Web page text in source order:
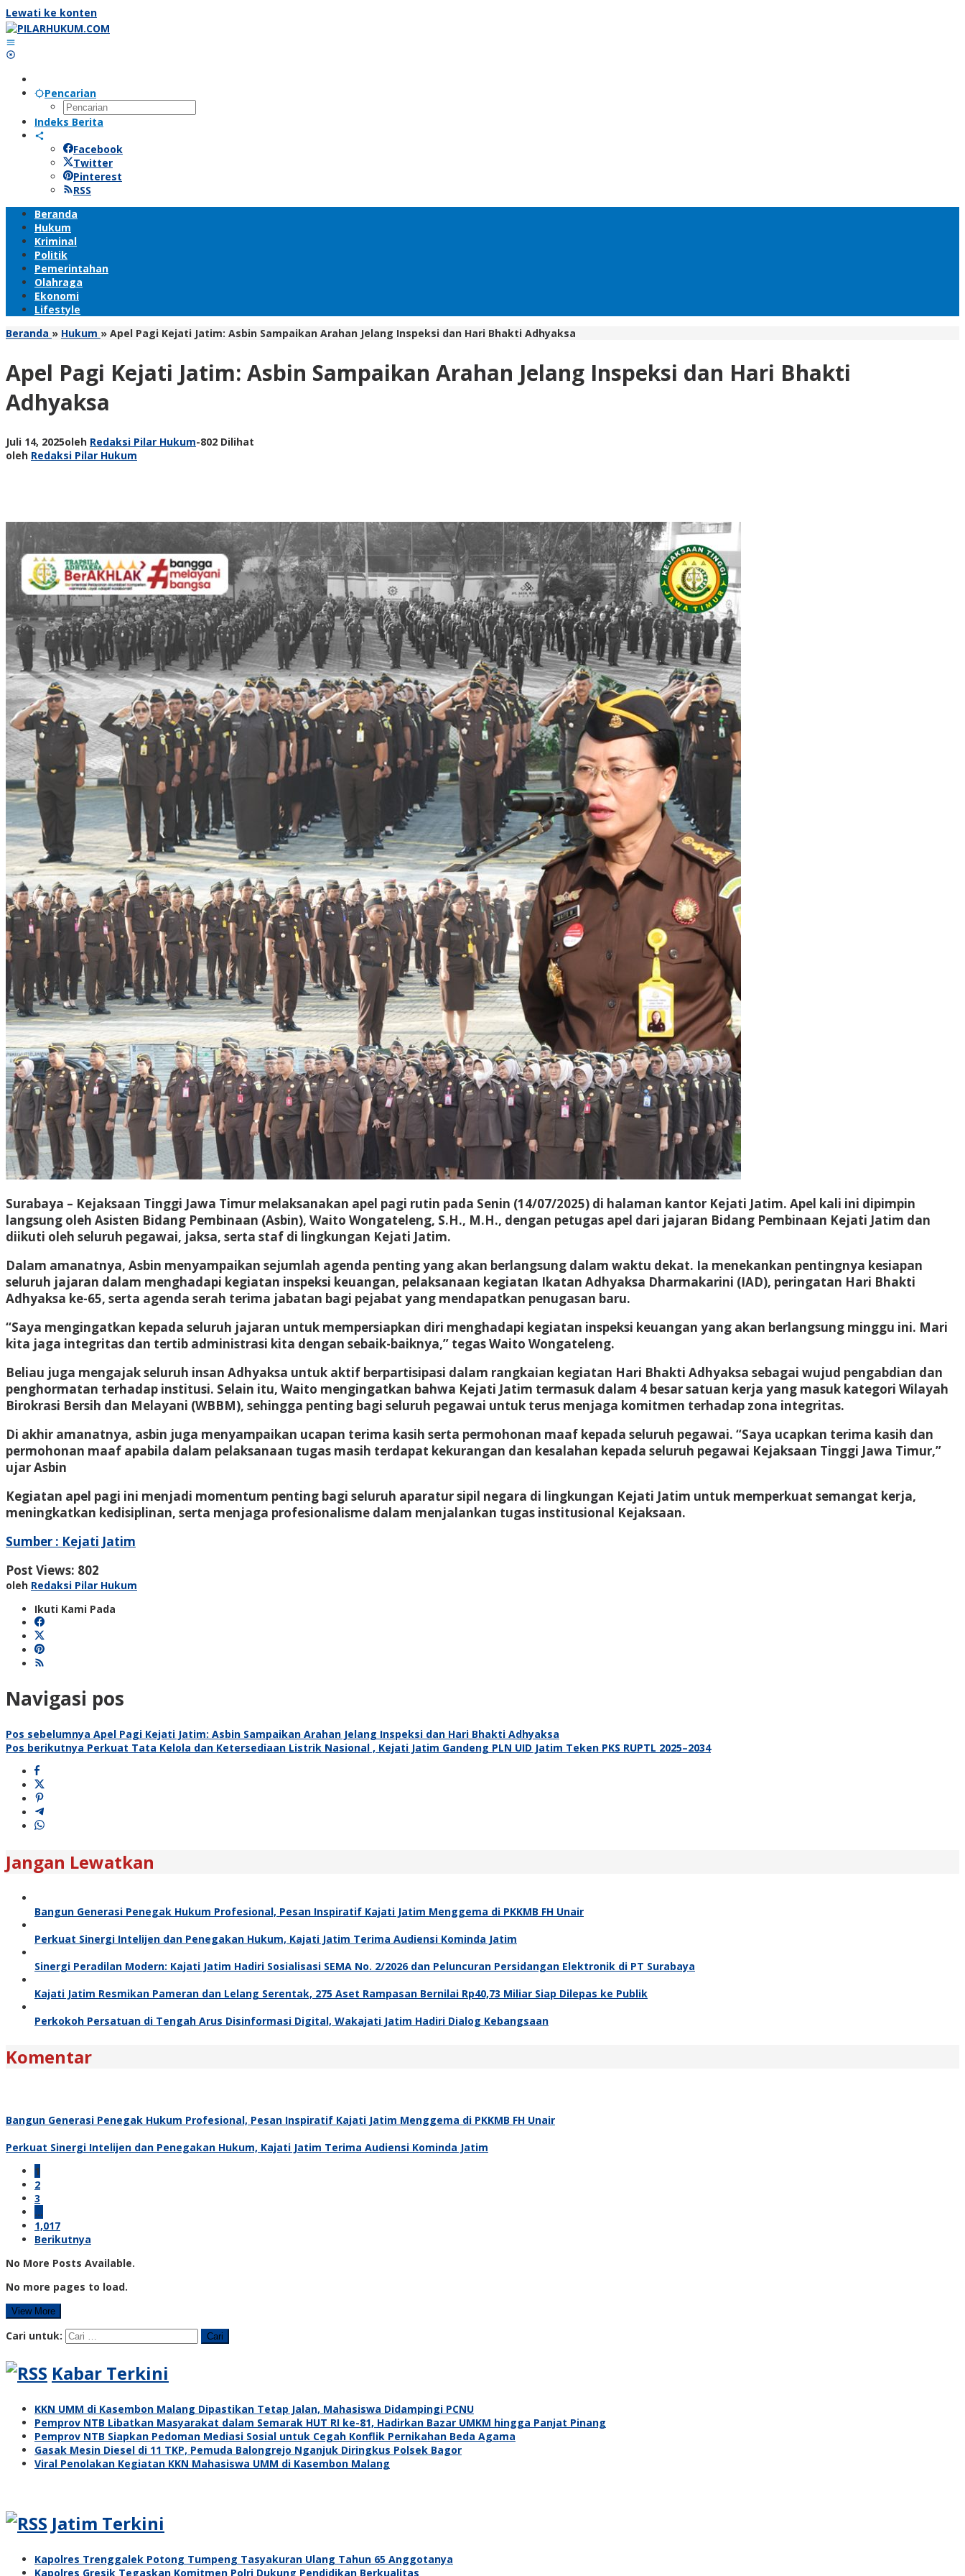
Lewati ke konten
Pencarian
Indeks Berita
Facebook
Twitter
Pinterest
RSS
Beranda
Hukum
Kriminal
Politik
Pemerintahan
Olahraga
Ekonomi
Lifestyle
Beranda » Hukum » Apel Pagi Kejati Jatim: Asbin Sampaikan Arahan Jelang Inspeksi dan Hari Bhakti Adhyaksa
Apel Pagi Kejati Jatim: Asbin Sampaikan Arahan Jelang Inspeksi dan Hari Bhakti
Adhyaksa
Juli 14, 2025oleh Redaksi Pilar Hukum-802 Dilihat
oleh Redaksi Pilar Hukum
Surabaya – Kejaksaan Tinggi Jawa Timur melaksanakan apel pagi rutin pada Senin (14/07/2025) di halaman kantor Kejati Jatim. Apel kali ini dipimpin
langsung oleh Asisten Bidang Pembinaan (Asbin), Waito Wongateleng, S.H., M.H., dengan petugas apel dari jajaran Bidang Pembinaan Kejati Jatim dan
diikuti oleh seluruh pegawai, jaksa, serta staf di lingkungan Kejati Jatim.
Dalam amanatnya, Asbin menyampaikan sejumlah agenda penting yang akan berlangsung dalam waktu dekat. Ia menekankan pentingnya kesiapan
seluruh jajaran dalam menghadapi kegiatan inspeksi keuangan, pelaksanaan kegiatan Ikatan Adhyaksa Dharmakarini (IAD), peringatan Hari Bhakti
Adhyaksa ke-65, serta agenda serah terima jabatan bagi pejabat yang mendapatkan penugasan baru.
“Saya mengingatkan kepada seluruh jajaran untuk mempersiapkan diri menghadapi kegiatan inspeksi keuangan yang akan berlangsung minggu ini. Mari
kita jaga integritas dan tertib administrasi kita dengan sebaik-baiknya,” tegas Waito Wongateleng.
Beliau juga mengajak seluruh insan Adhyaksa untuk aktif berpartisipasi dalam rangkaian kegiatan Hari Bhakti Adhyaksa sebagai wujud pengabdian dan
penghormatan terhadap institusi. Selain itu, Waito mengingatkan bahwa Kejati Jatim termasuk dalam 4 besar satuan kerja yang masuk kategori Wilayah
Birokrasi Bersih dan Melayani (WBBM), sehingga penting bagi seluruh pegawai untuk terus menjaga komitmen terhadap zona integritas.
Di akhir amanatnya, asbin juga menyampaikan ucapan terima kasih serta permohonan maaf kepada seluruh pegawai. “Saya ucapkan terima kasih dan
permohonan maaf apabila dalam pelaksanaan tugas masih terdapat kekurangan dan kesalahan kepada seluruh pegawai Kejaksaan Tinggi Jawa Timur,”
ujar Asbin
Kegiatan apel pagi ini menjadi momentum penting bagi seluruh aparatur sipil negara di lingkungan Kejati Jatim untuk memperkuat semangat kerja,
meningkatkan kedisiplinan, serta menjaga profesionalisme dalam menjalankan tugas institusional Kejaksaan.
Sumber : Kejati Jatim
Post Views: 802
oleh Redaksi Pilar Hukum
Ikuti Kami Pada
Navigasi pos
Pos sebelumnya Apel Pagi Kejati Jatim: Asbin Sampaikan Arahan Jelang Inspeksi dan Hari Bhakti Adhyaksa
Pos berikutnya Perkuat Tata Kelola dan Ketersediaan Listrik Nasional , Kejati Jatim Gandeng PLN UID Jatim Teken PKS RUPTL 2025–2034
Jangan Lewatkan
Bangun Generasi Penegak Hukum Profesional, Pesan Inspiratif Kajati Jatim Menggema di PKKMB FH Unair
Perkuat Sinergi Intelijen dan Penegakan Hukum, Kajati Jatim Terima Audiensi Kominda Jatim
Sinergi Peradilan Modern: Kajati Jatim Hadiri Sosialisasi SEMA No. 2/2026 dan Peluncuran Persidangan Elektronik di PT Surabaya
Kajati Jatim Resmikan Pameran dan Lelang Serentak, 275 Aset Rampasan Bernilai Rp40,73 Miliar Siap Dilepas ke Publik
Perkokoh Persatuan di Tengah Arus Disinformasi Digital, Wakajati Jatim Hadiri Dialog Kebangsaan
Komentar
Bangun Generasi Penegak Hukum Profesional, Pesan Inspiratif Kajati Jatim Menggema di PKKMB FH Unair
Perkuat Sinergi Intelijen dan Penegakan Hukum, Kajati Jatim Terima Audiensi Kominda Jatim
1
2
3
…
1,017
Berikutnya
No More Posts Available.
No more pages to load.
View More
Cari untuk:
Kabar Terkini
KKN UMM di Kasembon Malang Dipastikan Tetap Jalan, Mahasiswa Didampingi PCNU
Pemprov NTB Libatkan Masyarakat dalam Semarak HUT RI ke-81, Hadirkan Bazar UMKM hingga Panjat Pinang
Pemprov NTB Siapkan Pedoman Mediasi Sosial untuk Cegah Konflik Pernikahan Beda Agama
Gasak Mesin Diesel di 11 TKP, Pemuda Balongrejo Nganjuk Diringkus Polsek Bagor
Viral Penolakan Kegiatan KKN Mahasiswa UMM di Kasembon Malang
Jatim Terkini
Kapolres Trenggalek Potong Tumpeng Tasyakuran Ulang Tahun 65 Anggotanya
Kapolres Gresik Tegaskan Komitmen Polri Dukung Pendidikan Berkualitas